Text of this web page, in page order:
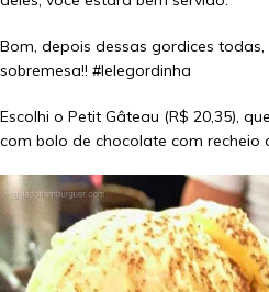
Bom, depois dessas gordices
sobremesa!! #lelegordinha
Escolhi o Petit Gâteau (R$ 20,35),
com bolo de chocolate com recheio